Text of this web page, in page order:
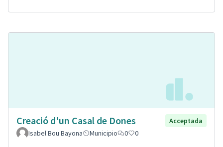
Creació d'un Casal de Dones
Acceptada
Isabel Bou Bayona
Municipio 0 0